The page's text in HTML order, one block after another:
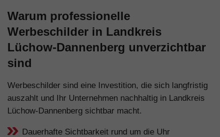
Warum professionelle
Werbeschilder in Landkreis
Lüchow-Dannenberg unverzichtbar
sind
Werbeschilder sind eine Investition, die sich langfristig
auszahlt und Ihr Unternehmen nachhaltig in Landkreis
Lüchow-Dannenberg sichtbar macht.
Dauerhafte Sichtbarkeit rund um die Uhr